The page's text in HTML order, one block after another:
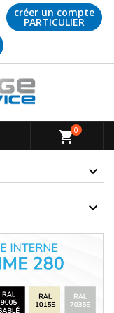
créer un compte
PARTICULIER
shopping_cart0